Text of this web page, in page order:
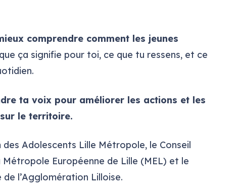
comprendre comment les jeunes
ça signifie pour toi, ce que tu ressens, et ce
ta voix pour améliorer les actions et les
le territoire.
Adolescents Lille Métropole, le Conseil
Européenne de Lille (MEL) et le
l’Agglomération Lilloise.